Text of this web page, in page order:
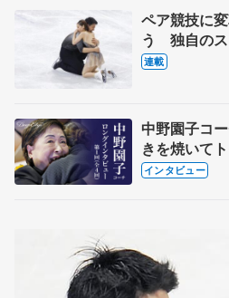
ペア競技に
う 独自のス
【引退発表後
連載
中野園子コ
きを焼いて
も通用する
インタビュー